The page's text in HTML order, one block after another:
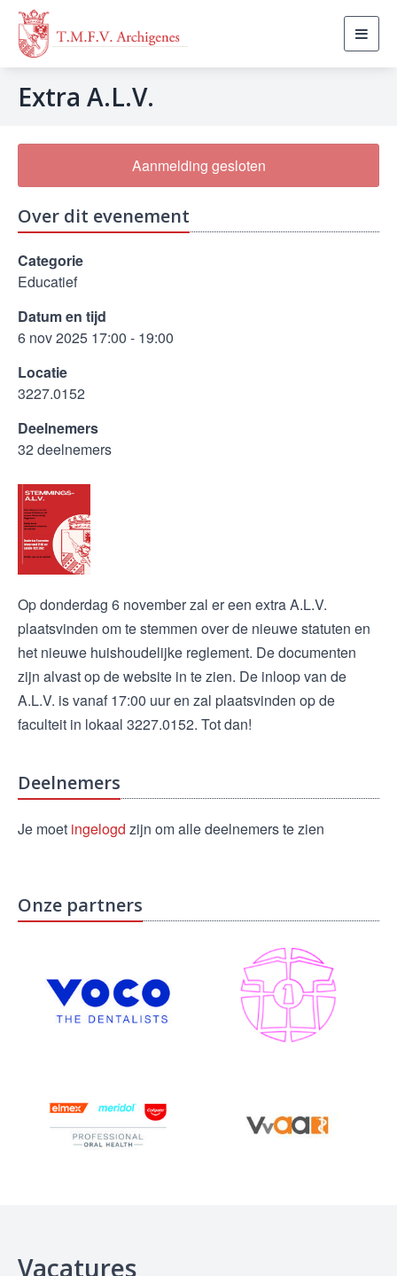
Extra A.L.V.
Aanmelding gesloten
Over dit evenement
Categorie
Educatief
Datum en tijd
6 nov 2025 17:00 - 19:00
Locatie
3227.0152
Deelnemers
32 deelnemers
Op donderdag 6 november zal er een extra A.L.V.
plaatsvinden om te stemmen over de nieuwe statuten en
het nieuwe huishoudelijke reglement. De documenten
zijn alvast op de website in te zien. De inloop van de
A.L.V. is vanaf 17:00 uur en zal plaatsvinden op de
faculteit in lokaal 3227.0152. Tot dan!
Deelnemers
Je moet ingelogd zijn om alle deelnemers te zien
Onze partners
Vacatures